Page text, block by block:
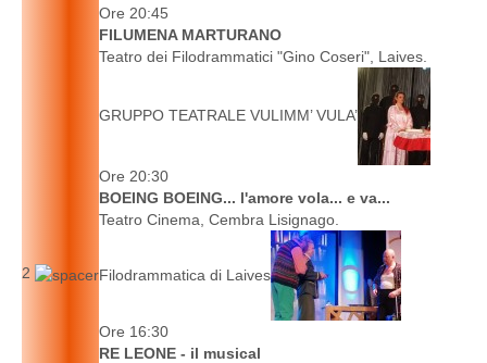
2
Ore 20:45
FILUMENA MARTURANO
Teatro dei Filodrammatici "Gino Coseri", Laives.
GRUPPO TEATRALE VULIMM’ VULA’
Ore 20:30
BOEING BOEING... l'amore vola... e va...
Teatro Cinema, Cembra Lisignago.
Filodrammatica di Laives
Ore 16:30
RE LEONE - il musical